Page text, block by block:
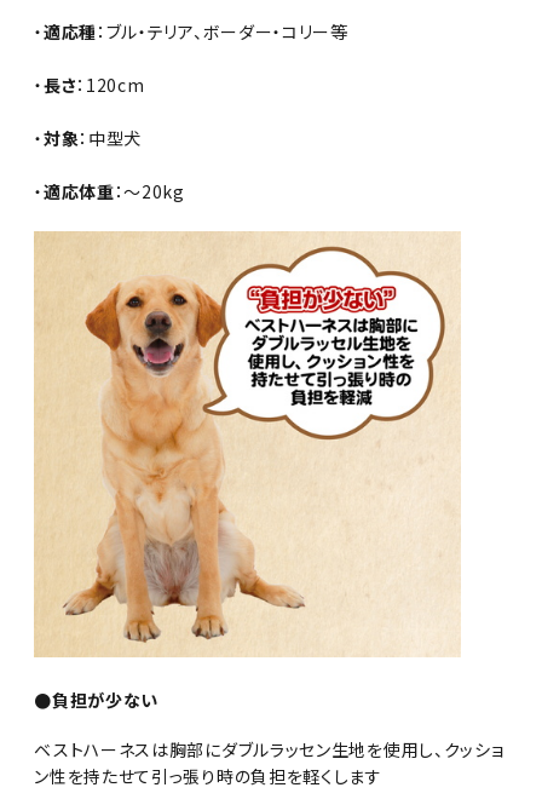
・適応種 ：ブル・テリア、ボーダー・コリー等
・長さ：120cm
・対象：中型犬
・適応体重：〜20kg
●負担が少ない
ベストハーネスは胸部にダブルラッセン生地を使用し、クッショ
ン性を持たせて引っ張り時の負担を軽くします